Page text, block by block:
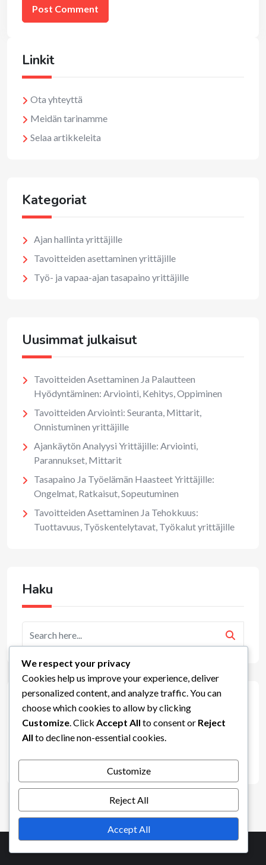
Linkit
Ota yhteyttä
Meidän tarinamme
Selaa artikkeleita
Kategoriat
Ajan hallinta yrittäjille
Tavoitteiden asettaminen yrittäjille
Työ- ja vapaa-ajan tasapaino yrittäjille
Uusimmat julkaisut
Tavoitteiden Asettaminen Ja Palautteen
Hyödyntäminen: Arviointi, Kehitys, Oppiminen
Tavoitteiden Arviointi: Seuranta, Mittarit,
Onnistuminen yrittäjille
Ajankäytön Analyysi Yrittäjille: Arviointi,
Parannukset, Mittarit
Tasapaino Ja Työelämän Haasteet Yrittäjille:
Ongelmat, Ratkaisut, Sopeutuminen
Tavoitteiden Asettaminen Ja Tehokkuus:
Tuottavuus, Työskentelytavat, Työkalut yrittäjille
Haku
Arkisto
February 2026
January 2026
We respect your privacy
Cookies help us improve your experience, deliver
personalized content, and analyze traffic. You can
choose which cookies to allow by clicking
Customize . Click Accept All to consent or Reject
All to decline non-essential cookies.
Customize
Reject All
Accept All